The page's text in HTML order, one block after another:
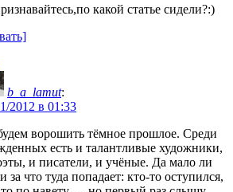
какой статье сидели?:)
b_a_lamut:
2012 в 01:33
ворошить тёмное прошлое. Среди
есть и талантливые художники,
и писатели, и учёные. Да мало ли
за что туда попадает: кто-то оступился,